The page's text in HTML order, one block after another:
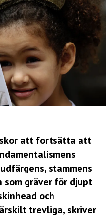
att fortsätta att
stammens
som gräver för djupt
och
trevliga, skriver